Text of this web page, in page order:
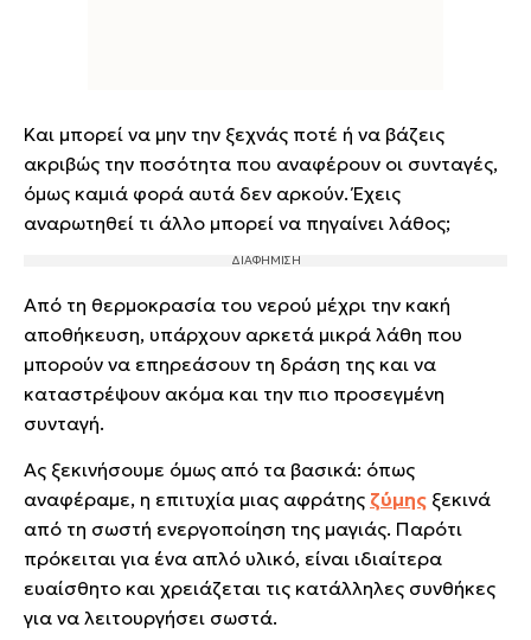
Και μπορεί να μην την ξεχνάς ποτέ ή να βάζεις
ακριβώς την ποσότητα που αναφέρουν οι συνταγές,
όμως καμιά φορά αυτά δεν αρκούν. Έχεις
αναρωτηθεί τι άλλο μπορεί να πηγαίνει λάθος;
Από τη θερμοκρασία του νερού μέχρι την κακή
αποθήκευση, υπάρχουν αρκετά μικρά λάθη που
μπορούν να επηρεάσουν τη δράση της και να
καταστρέψουν ακόμα και την πιο προσεγμένη
συνταγή.
Ας ξεκινήσουμε όμως από τα βασικά: όπως
αναφέραμε, η επιτυχία μιας αφράτης ζύμης ξεκινά
από τη σωστή ενεργοποίηση της μαγιάς. Παρότι
πρόκειται για ένα απλό υλικό, είναι ιδιαίτερα
ευαίσθητο και χρειάζεται τις κατάλληλες συνθήκες
για να λειτουργήσει σωστά.